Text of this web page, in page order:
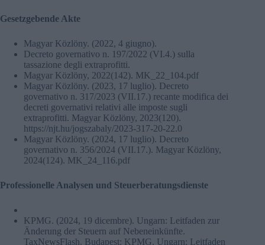
Gesetzgebende Akte
Magyar Közlöny. (2022, 4 giugno).
Decreto governativo n. 197/2022 (VI.4.) sulla
tassazione degli extraprofitti.
Magyar Közlöny, 2022(142). MK_22_104.pdf
Magyar Közlöny. (2023, 17 luglio). Decreto
governativo n. 317/2023 (VII.17.) recante modifica dei
decreti governativi relativi alle imposte sugli
extraprofitti. Magyar Közlöny, 2023(120).
https://njt.hu/jogszabaly/2023-317-20-22.0
Magyar Közlöny. (2024, 17 luglio). Decreto
governativo n. 356/2024 (VII.17.). Magyar Közlöny,
2024(124). MK_24_116.pdf
Professionelle Analysen und Steuerberatungsdienste
KPMG. (2024, 19 dicembre). Ungarn: Leitfaden zur
Änderung der Steuern auf Nebeneinkünfte.
TaxNewsFlash. Budapest: KPMG. Ungarn: Leitfaden